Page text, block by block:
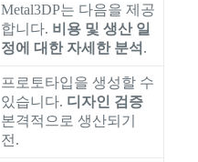
Metal3DP는 다음을 제공
합니다. 비용 및 생산 일
정에 대한 자세한 분석 .
프로토타입을 생성할 수
있습니다. 디자인 검증
본격적으로 생산되기
전.